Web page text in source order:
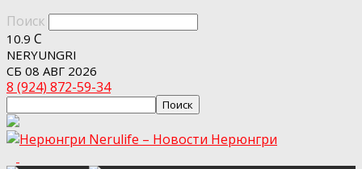
Поиск
10.9 C
NERYUNGRI
СБ 08 АВГ 2026
8 (924) 872-59-34
Nerulife – Новости Нерюнгри